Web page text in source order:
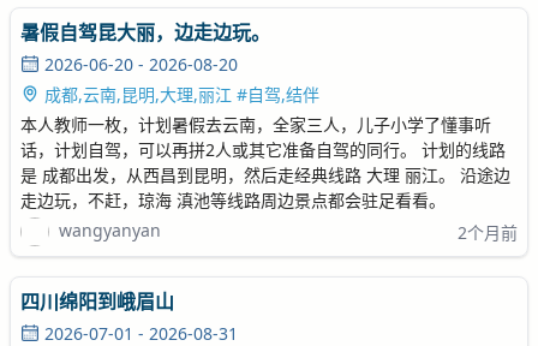
暑假自驾昆大丽，边走边玩。
2026-06-20 - 2026-08-20
成都,云南,昆明,大理,丽江 #自驾,结伴
本人教师一枚，计划暑假去云南，全家三人，儿子小学了懂事听
话，计划自驾，可以再拼2人或其它准备自驾的同行。 计划的线路
是 成都出发，从西昌到昆明，然后走经典线路 大理 丽江。 沿途边
走边玩，不赶，琼海 滇池等线路周边景点都会驻足看看。
wangyanyan
2个月前
四川绵阳到峨眉山
2026-07-01 - 2026-08-31